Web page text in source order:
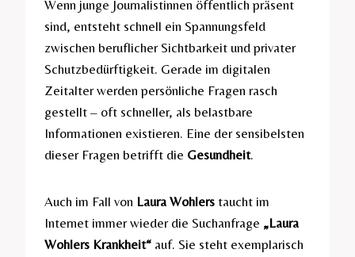
Wenn junge Journalistinnen öffentlich präsent
sind, entsteht schnell ein Spannungsfeld
zwischen beruflicher Sichtbarkeit und privater
Schutzbedürftigkeit. Gerade im digitalen
Zeitalter werden persönliche Fragen rasch
gestellt – oft schneller, als belastbare
Informationen existieren. Eine der sensibelsten
dieser Fragen betrifft die Gesundheit.
Auch im Fall von Laura Wohlers taucht im
Internet immer wieder die Suchanfrage „Laura
Wohlers Krankheit“ auf. Sie steht exemplarisch